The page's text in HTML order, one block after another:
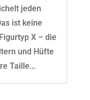
jeden
ist keine
X – die
und Hüfte
Taille...